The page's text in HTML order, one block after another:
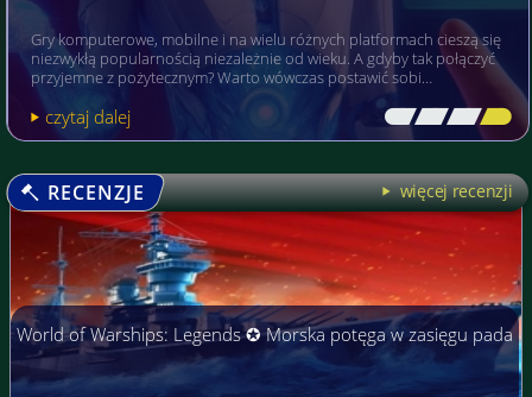
Gry komputerowe, mobilne i na wielu różnych platformach cieszą się
niezwykłą popularnością niezależnie od wieku. A gdyby tak połączyć
przyjemne z pożytecznym? Warto wówczas postawić sobi…
czytaj dalej [\ \\ \\ \]
RECENZJE więcej recenzji
World of Warships: Legends ✪ Morska potęga w zasięgu pada